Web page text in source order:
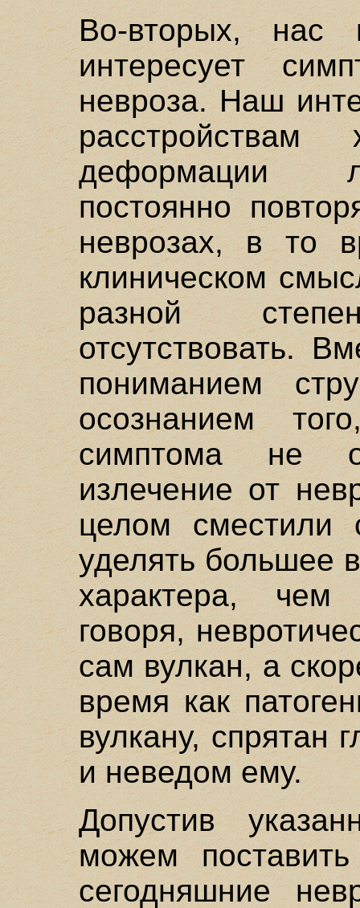
Во-вторых,
интересует
невроза. Наш
деформации
постоянно
неврозах, в то
клиническом
разной
отсутствовать.
пониманием
осознанием
симптома не
излечение от
целом сместили
уделять большее
характера,
говоря,
сам вулкан, а
время как
вулкану, спрятан
и неведом ему.
Допустив
можем
сегодняшние